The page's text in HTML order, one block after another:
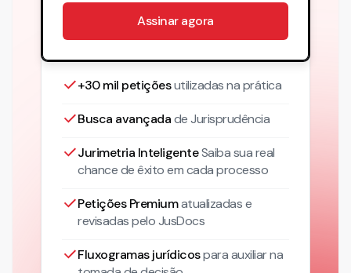
Assinar agora
+30 mil petiçõesutilizadas na prática
Busca avançadade Jurisprudência
Jurimetria InteligenteSaiba sua real
chance de êxito em cada processo
Petições Premiumatualizadase
revisadas pelo JusDocs
Fluxogramas jurídicospara auxiliar na